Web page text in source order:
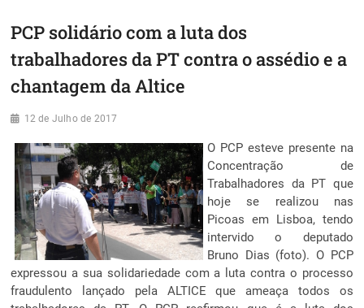
PCP solidário com a luta dos
trabalhadores da PT contra o assédio e a
chantagem da Altice
12 de Julho de 2017
O PCP esteve presente na
Concentração de
Trabalhadores da PT que
hoje se realizou nas
Picoas em Lisboa, tendo
intervido o deputado
Bruno Dias (foto). O PCP
expressou a sua solidariedade com a luta contra o processo
fraudulento lançado pela ALTICE que ameaça todos os